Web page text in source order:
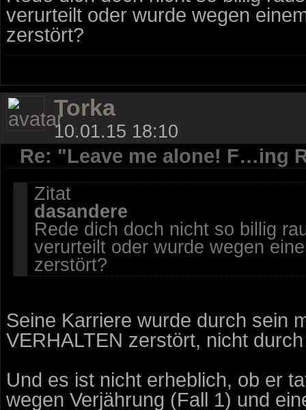
verurteilt oder wurde wegen
zerstört?
Torka
10.01.15 18:10
Re: "Leave me alone! F…ing
Zitat
dasandere
Rede dich doch nicht so billig
verurteilt oder wurde wegen
zerstört?
Seine Karriere wurde durch sein
VERHALTEN zerstört, nicht
Und es ist nicht erheblich, ob er
wegen Verjährung (Fall 1) und